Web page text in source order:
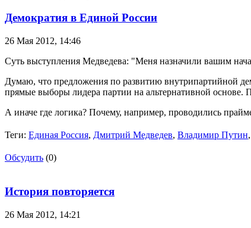
Демократия в Единой России
26 Мая 2012, 14:46
Суть выступления Медведева: "Меня назначили вашим
Думаю, что предложения по развитию внутрипартийной
прямые выборы лидера партии на альтернативной основе.
А иначе где логика? Почему, например, проводились
Теги: Единая Россия, Дмитрий Медведев, Владимир Путин,
Обсудить (0)
История повторяется
26 Мая 2012, 14:21